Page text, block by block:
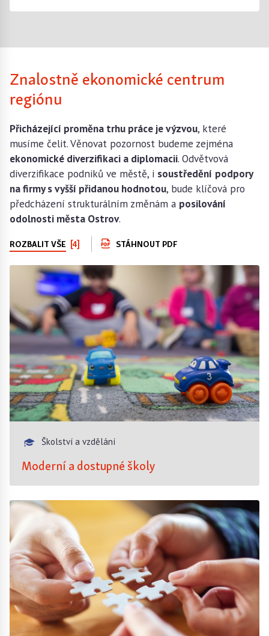
Znalostně ekonomické centrum
regiónu
Přicházející proměna trhu práce je výzvou, které
musíme čelit. Věnovat pozornost budeme zejména
ekonomické diverzifikaci a diplomacii. Odvětvová
diverzifikace podniků ve městě, i soustředění podpory
na firmy s vyšší přidanou hodnotou, bude klíčová pro
předcházení strukturálním změnám a posilování
odolnosti města Ostrov.
ROZBALIT VŠE [4] STÁHNOUT PDF
Školství a vzdělání
Moderní a dostupné školy